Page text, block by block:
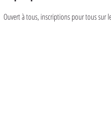
Ouvert à tous, inscriptions pour tous sur